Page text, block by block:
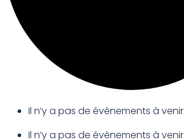
Il n’y a pas de évènements à venir.
Il n’y a pas de évènements à venir.